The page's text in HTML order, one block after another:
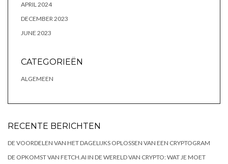
APRIL 2024
DECEMBER 2023
JUNE 2023
CATEGORIEËN
ALGEMEEN
RECENTE BERICHTEN
DE VOORDELEN VAN HET DAGELIJKS OPLOSSEN VAN EEN CRYPTOGRAM
DE OPKOMST VAN FETCH.AI IN DE WERELD VAN CRYPTO: WAT JE MOET